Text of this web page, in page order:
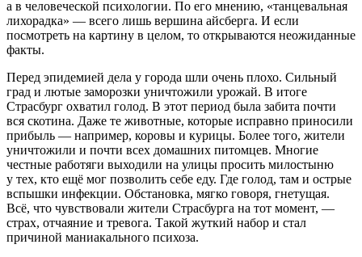
а в человеческой психологии. По его мнению, «танцевальная
лихорадка» — всего лишь вершина айсберга. И если
посмотреть на картину в целом, то открываются неожиданные
факты.
Перед эпидемией дела у города шли очень плохо. Сильный
град и лютые заморозки уничтожили урожай. В итоге
Страсбург охватил голод. В этот период была забита почти
вся скотина. Даже те животные, которые исправно приносили
прибыль — например, коровы и курицы. Более того, жители
уничтожили и почти всех домашних питомцев. Многие
честные работяги выходили на улицы просить милостыню
у тех, кто ещё мог позволить себе еду. Где голод, там и острые
вспышки инфекции. Обстановка, мягко говоря, гнетущая.
Всё, что чувствовали жители Страсбурга на тот момент, —
страх, отчаяние и тревога. Такой жуткий набор и стал
причиной маниакального психоза.